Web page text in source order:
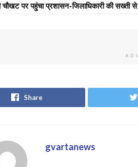
पर पहुंचा प्रशासन-जिलाधिकारी की सख्ती से
Share
gvartanews